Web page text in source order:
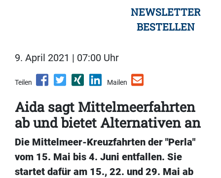
NEWSLETTER
BESTELLEN
9. April 2021 | 07:00 Uhr
Teilen Mailen
Aida sagt Mittelmeerfahrten
ab und bietet Alternativen an
Die Mittelmeer-Kreuzfahrten der "Perla"
vom 15. Mai bis 4. Juni entfallen. Sie
startet dafür am 15., 22. und 29. Mai ab